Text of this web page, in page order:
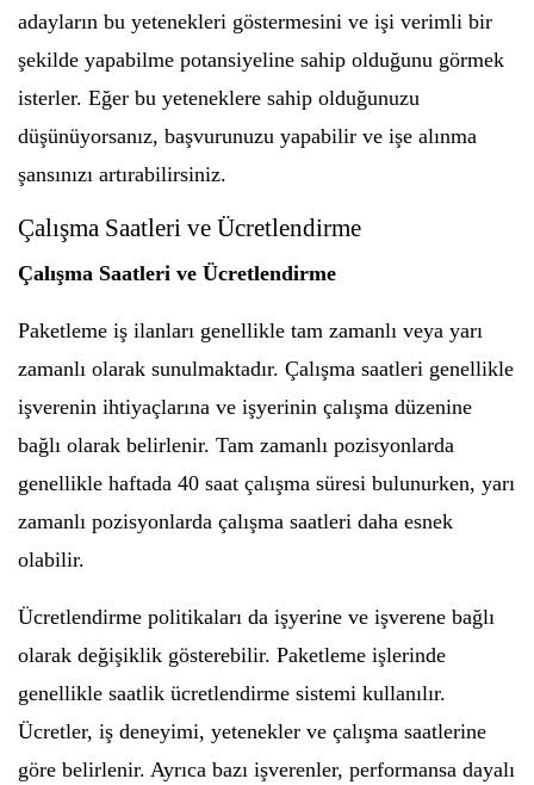
adayların bu yetenekleri göstermesini ve işi verimli bir
şekilde yapabilme potansiyeline sahip olduğunu görmek
isterler. Eğer bu yeteneklere sahip olduğunuzu
düşünüyorsanız, başvurunuzu yapabilir ve işe alınma
şansınızı artırabilirsiniz.
Çalışma Saatleri ve Ücretlendirme
Çalışma Saatleri ve Ücretlendirme
Paketleme iş ilanları genellikle tam zamanlı veya yarı
zamanlı olarak sunulmaktadır. Çalışma saatleri genellikle
işverenin ihtiyaçlarına ve işyerinin çalışma düzenine
bağlı olarak belirlenir. Tam zamanlı pozisyonlarda
genellikle haftada 40 saat çalışma süresi bulunurken, yarı
zamanlı pozisyonlarda çalışma saatleri daha esnek
olabilir.
Ücretlendirme politikaları da işyerine ve işverene bağlı
olarak değişiklik gösterebilir. Paketleme işlerinde
genellikle saatlik ücretlendirme sistemi kullanılır.
Ücretler, iş deneyimi, yetenekler ve çalışma saatlerine
göre belirlenir. Ayrıca bazı işverenler, performansa dayalı